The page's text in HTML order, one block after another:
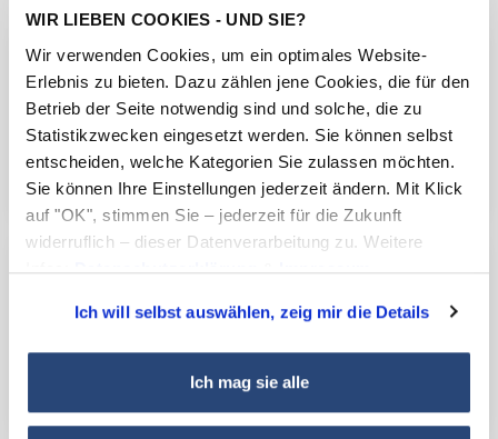
WIR LIEBEN COOKIES - UND SIE?
Wir verwenden Cookies, um ein optimales Website-
Erlebnis zu bieten. Dazu zählen jene Cookies, die für den
Betrieb der Seite notwendig sind und solche, die zu
Statistikzwecken eingesetzt werden. Sie können selbst
entscheiden, welche Kategorien Sie zulassen möchten.
Sie können Ihre Einstellungen jederzeit ändern. Mit Klick
auf "OK", stimmen Sie – jederzeit für die Zukunft
widerruflich – dieser Datenverarbeitung zu. Weitere
Infos:Datenschutzerklärung&Impressum.
Ich will selbst auswählen, zeig mir die Details
Ich mag sie alle
Flammschutz von A-Z
Kontaktieren Sie uns direkt